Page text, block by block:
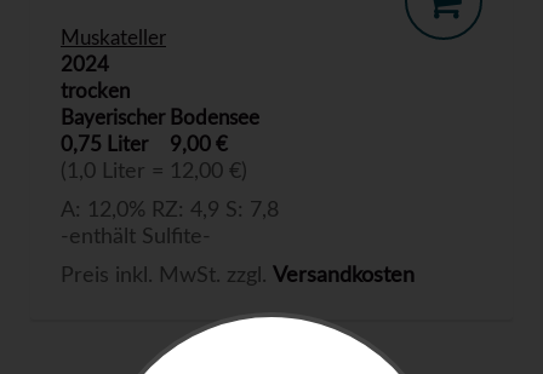
Muskateller
2024
trocken
Bayerischer Bodensee
0,75 Liter
9,00 €
(1,0 Liter = 12,00 €)
A: 12,0% RZ: 4,9 S: 7,8
-enthält Sulfite-
Preis inkl. MwSt. zzgl. Versandkosten